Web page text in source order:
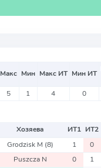
Макс Мин Макс ИТ Мин ИТ
5 1 4 0
Хозяева ИТ1 ИТ2
Grodzisk M (8) 1 0
Puszcza N 0 1